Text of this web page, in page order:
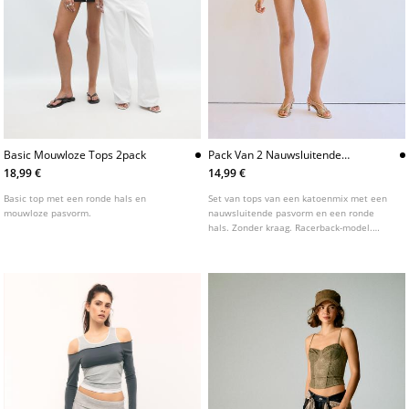
Basic Mouwloze Tops 2pack
18,99 €
Basic top met een ronde hals en
mouwloze pasvorm.
Pack Van 2 Nauwsluitende
Racerback Tops
14,99 €
Set van tops van een katoenmix met een
nauwsluitende pasvorm en een ronde
hals. Zonder kraag. Racerback-model.